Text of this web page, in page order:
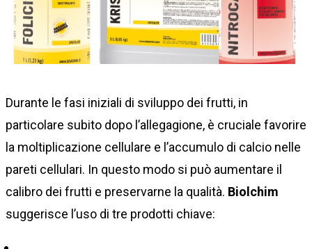
Durante le fasi iniziali di sviluppo dei frutti, in
particolare subito dopo l’allegagione, è cruciale favorire
la moltiplicazione cellulare e l’accumulo di calcio nelle
pareti cellulari. In questo modo si può aumentare il
calibro dei frutti e preservarne la qualità. Biolchim
suggerisce l’uso di tre prodotti chiave: